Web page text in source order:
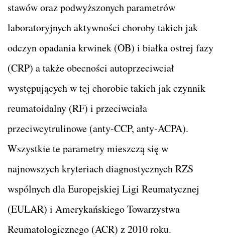
stawów oraz podwyższonych parametrów
laboratoryjnych aktywności choroby takich jak
odczyn opadania krwinek (OB) i białka ostrej fazy
(CRP) a także obecności autoprzeciwciał
występujących w tej chorobie takich jak czynnik
reumatoidalny (RF) i przeciwciała
przeciwcytrulinowe (anty-CCP, anty-ACPA).
Wszystkie te parametry mieszczą się w
najnowszych kryteriach diagnostycznych RZS
wspólnych dla Europejskiej Ligi Reumatycznej
(EULAR) i Amerykańskiego Towarzystwa
Reumatologicznego (ACR) z 2010 roku.